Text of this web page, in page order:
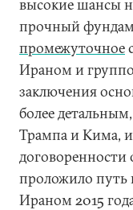
высокие шансы
прочный
промежуточное
Ираном и
заключения
более
Трампа и Кима,
проложило путь
Ираном 2015